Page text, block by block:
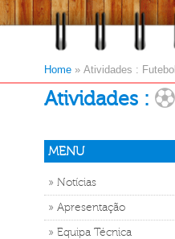
Home » Atividades : Futebol
Atividades :
MENU
» Notícias
» Apresentação
» Equipa Técnica